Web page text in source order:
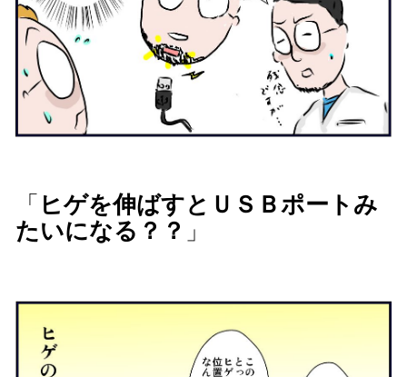
「 ヒゲを伸ばすとＵＳＢポートみ
たいになる？？ 」